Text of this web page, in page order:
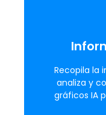
Recopila la
analiza y
gráficos IA